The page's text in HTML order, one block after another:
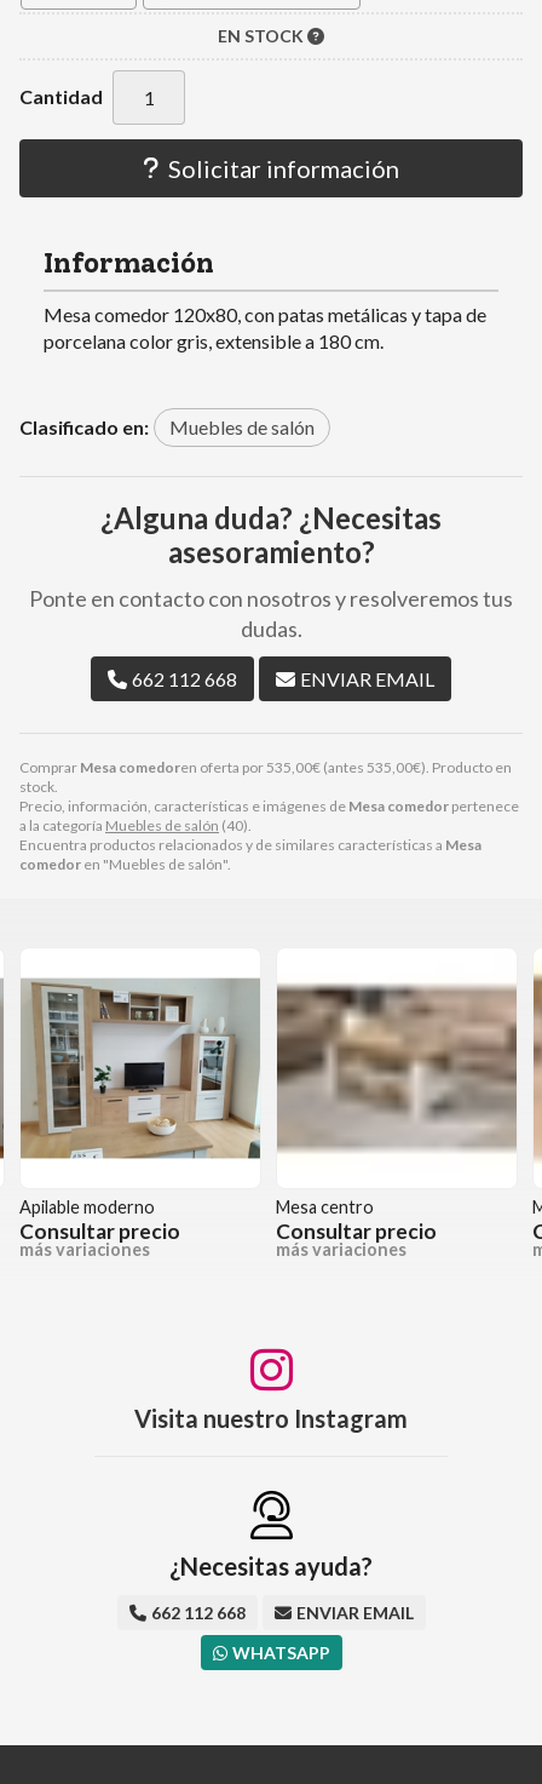
EN STOCK
Cantidad
Solicitar información
Comprar Mesa comedoren oferta por 535,00€ (antes 535,00€). Producto en
stock.
Precio, información, características e imágenes de Mesa comedor pertenece
a la categoría Muebles de salón (40).
Encuentra productos relacionados y de similares características a Mesa
comedor en "Muebles de salón".
Información
Mesa comedor 120x80, con patas metálicas y tapa de
porcelana color gris, extensible a 180 cm.
Clasificado en: Muebles de salón
¿Alguna duda? ¿Necesitas
asesoramiento?
Ponte en contacto con nosotros y resolveremos tus
dudas.
662 112 668 ENVIAR EMAIL
Apilable moderno
Consultar precio
más variaciones
Mesa centro
Consultar precio
más variaciones
Visita nuestro Instagram
¿Necesitas ayuda?
662 112 668
ENVIAR EMAIL
WHATSAPP